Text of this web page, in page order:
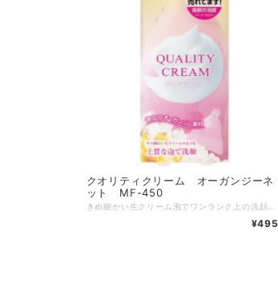
クオリティクリーム オーガンジーネ
ット MF-450
¥495